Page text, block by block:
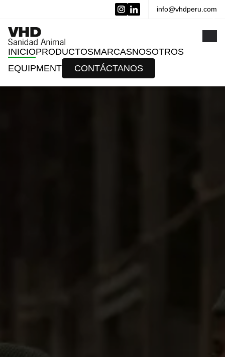
info@vhdperu.com
INICIOPRODUCTOSMARCASNOSOTROS
EQUIPMENT
CONTÁCTANOS